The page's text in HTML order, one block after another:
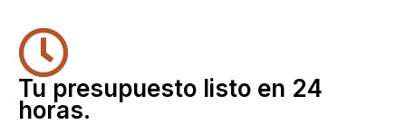
Tu presupuesto listo en 24
horas.